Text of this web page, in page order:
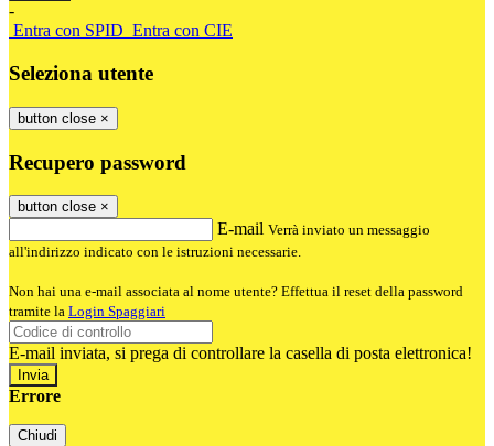
-
Entra con SPID Entra con CIE
Seleziona utente
button close ×
Recupero password
button close ×
E-mail Verrà inviato un messaggio
all'indirizzo indicato con le istruzioni necessarie.
Non hai una e-mail associata al nome utente? Effettua il reset della password
tramite la Login Spaggiari
E-mail inviata, si prega di controllare la casella di posta elettronica!
Errore
Chiudi